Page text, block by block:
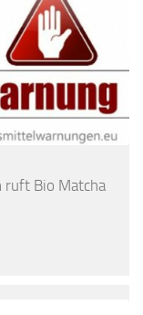
ruft Bio Matcha